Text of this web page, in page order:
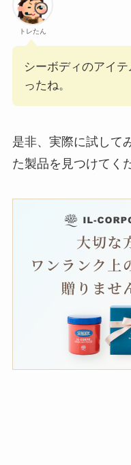
トレたん
シーボディのアイ
ったね。
是非、実際に試して
た製品を見つけてく